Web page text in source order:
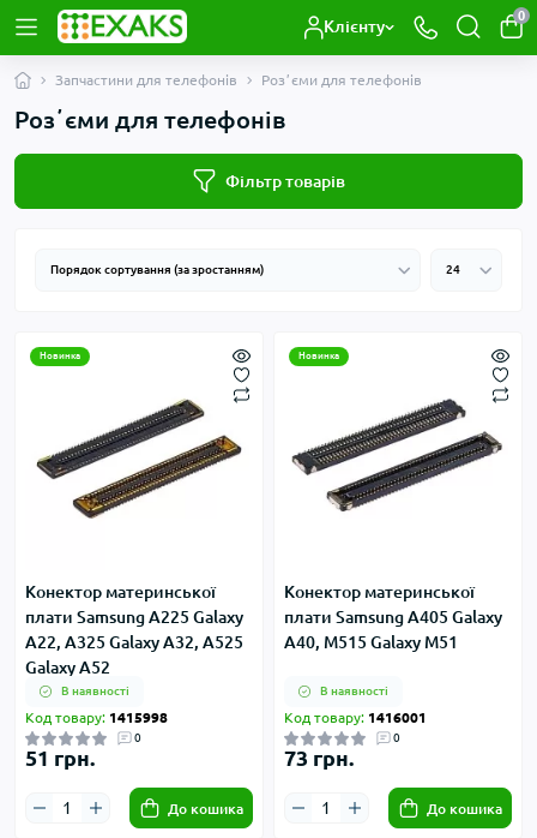
Клієнту
0
Запчастини для телефонів Розʼєми для телефонів
Розʼєми для телефонів
Фільтр товарів
Новинка
Конектор материнської
плати Samsung A225 Galaxy
A22, A325 Galaxy A32, A525
Galaxy A52
В наявності
Код товару: 1415998
0
51 грн.
До кошика
Новинка
Конектор материнської
плати Samsung A405 Galaxy
A40, M515 Galaxy M51
В наявності
Код товару: 1416001
0
73 грн.
До кошика